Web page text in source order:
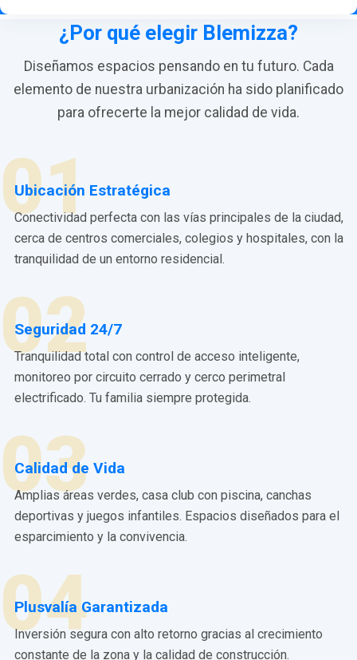
¿Por qué elegir Blemizza?
Diseñamos espacios pensando en tu futuro. Cada
elemento de nuestra urbanización ha sido planificado
para ofrecerte la mejor calidad de vida.
01
Ubicación Estratégica
Conectividad perfecta con las vías principales de la ciudad,
cerca de centros comerciales, colegios y hospitales, con la
tranquilidad de un entorno residencial.
02
Seguridad 24/7
Tranquilidad total con control de acceso inteligente,
monitoreo por circuito cerrado y cerco perimetral
electrificado. Tu familia siempre protegida.
03
Calidad de Vida
Amplias áreas verdes, casa club con piscina, canchas
deportivas y juegos infantiles. Espacios diseñados para el
esparcimiento y la convivencia.
04
Plusvalía Garantizada
Inversión segura con alto retorno gracias al crecimiento
constante de la zona y la calidad de construcción.